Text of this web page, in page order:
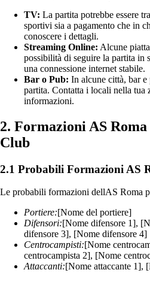
TV: La partita potrebbe essere
sportivi sia a pagamento che in
conoscere i dettagli.
Streaming Online: Alcune
possibilità di seguire la partita in
una connessione internet stabile.
Bar o Pub: In alcune città, bar
partita. Contatta i locali nella tua
informazioni.
2. Formazioni AS
Club
2.1 Probabili Formazioni AS
Le probabili formazioni dellAS Roma
Portiere:[Nome del portiere]
Difensori:[Nome difensore 1],
difensore 3], [Nome difensore 4]
Centrocampisti:[Nome
centrocampista 2], [Nome
Attaccanti:[Nome attaccante 1],